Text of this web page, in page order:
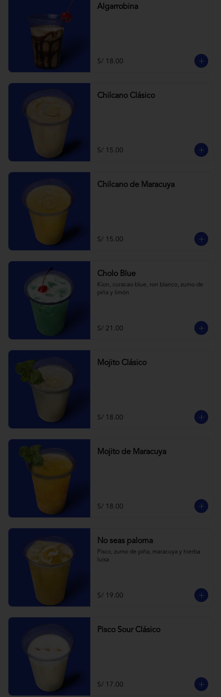
Algarrobina
S/ 18.00
Chilcano Clásico
S/ 15.00
Chilcano de Maracuya
S/ 15.00
Cholo Blue
Kion, curacao blue, ron blanco, zumo de
piña y limón
S/ 21.00
Mojito Clásico
S/ 18.00
Mojito de Maracuya
S/ 18.00
No seas paloma
Pisco, zumo de piña, maracuya y hierba
luisa
S/ 19.00
Pisco Sour Clásico
S/ 17.00